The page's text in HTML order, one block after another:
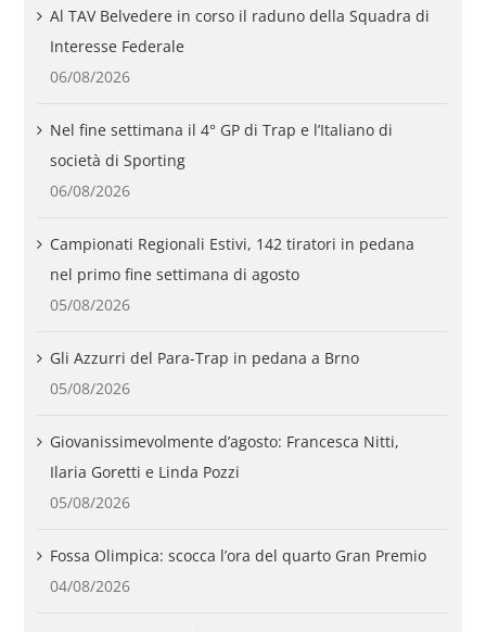
Al TAV Belvedere in corso il raduno della Squadra di
Interesse Federale
06/08/2026
Nel fine settimana il 4° GP di Trap e l’Italiano di
società di Sporting
06/08/2026
Campionati Regionali Estivi, 142 tiratori in pedana
nel primo fine settimana di agosto
05/08/2026
Gli Azzurri del Para-Trap in pedana a Brno
05/08/2026
Giovanissimevolmente d’agosto: Francesca Nitti,
Ilaria Goretti e Linda Pozzi
05/08/2026
Fossa Olimpica: scocca l’ora del quarto Gran Premio
04/08/2026